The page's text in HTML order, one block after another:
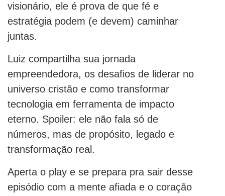
visionário, ele é prova de que fé e
estratégia podem (e devem) caminhar
juntas.
Luiz compartilha sua jornada
empreendedora, os desafios de liderar no
universo cristão e como transformar
tecnologia em ferramenta de impacto
eterno. Spoiler: ele não fala só de
números, mas de propósito, legado e
transformação real.
Aperta o play e se prepara pra sair desse
episódio com a mente afiada e o coração